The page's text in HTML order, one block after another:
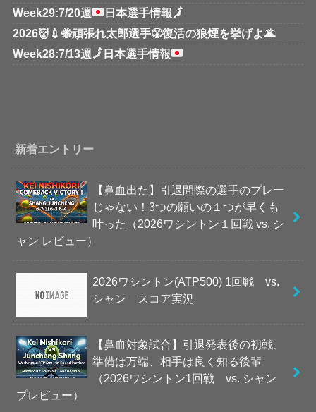
Week29:7/20週
日本選手情報🗾
2026👹💉🐝頑張れ太郎選手😤復活の狼煙を挙げよ🌋
Week28:7/13週 🗾 日本選手情報
新着エントリー
【鼻血出た】引退間際の選手のプレー
じゃない！3つの願いの１つが早くも
叶った（2026ワシントン１回戦 vs. シ
ャン レビュー）
2026ワシントン(ATP500) 1回戦 vs.
シャン スコア実況
【鼻血対象試合】引退発表後の初戦、
準備は万端、相手は良く知る後輩
（2026ワシントン1回戦 vs. シャン
プレビュー）